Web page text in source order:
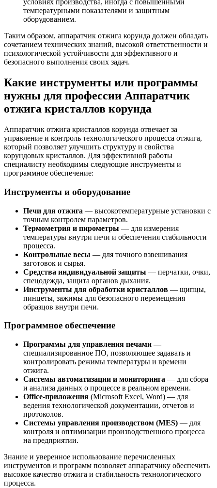
условиях производства, иногда с повышенными
температурными показателями и защитным
оборудованием.
Таким образом, аппаратчик отжига корунда должен обладать
сочетанием технических знаний, высокой ответственности и
психологической устойчивости для эффективного и
безопасного выполнения своих задач.
Какие инструменты или программы
нужны для профессии Аппаратчик
отжига кристаллов корунда
Аппаратчик отжига кристаллов корунда отвечает за
управление и контроль технологического процесса отжига,
который позволяет улучшить структуру и свойства
корундовых кристаллов. Для эффективной работы
специалисту необходимы следующие инструменты и
программное обеспечение:
Инструменты и оборудование
Печи для отжига — высокотемпературные установки с
точным контролем параметров.
Термометрия и пирометры — для измерения
температуры внутри печи и обеспечения стабильности
процесса.
Контрольные весы — для точного взвешивания
заготовок и сырья.
Средства индивидуальной защиты — перчатки, очки,
спецодежда, защита органов дыхания.
Инструменты для обработки кристаллов — щипцы,
пинцеты, зажимы для безопасного перемещения
образцов внутри печи.
Программное обеспечение
Программы для управления печами —
специализированное ПО, позволяющее задавать и
контролировать режимы температуры и времени
отжига.
Системы автоматизации и мониторинга — для сбора
и анализа данных о процессе в реальном времени.
Office-приложения (Microsoft Excel, Word) — для
ведения технологической документации, отчетов и
протоколов.
Системы управления производством (MES) — для
контроля и оптимизации производственного процесса
на предприятии.
Знание и уверенное использование перечисленных
инструментов и программ позволяет аппаратчику обеспечить
высокое качество отжига и стабильность технологического
процесса.